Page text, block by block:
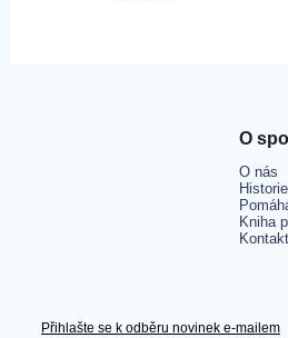
O
O nás
Historie
Kniha
Přihlašte se k odběru novinek e-mailem